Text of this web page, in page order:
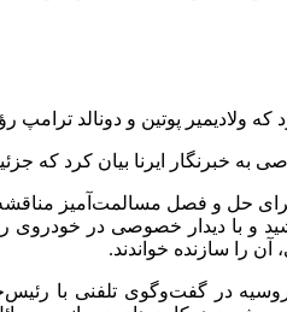
ولادیمیر پوتین و دونالد
که جزئیات بیشتری از مذاکرات ۲۴ مرداد ۱۴۰۴
برای حل و فصل مسالمت‌آمیز
و با دیدار خصوصی در
را سازنده خواندند.
۱۴۰۴ پوتین رئیس‌جمهور روسیه در